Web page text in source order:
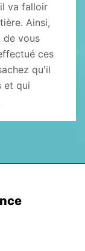
va falloir
Ainsi,
de vous
ces
qu'il
et qui